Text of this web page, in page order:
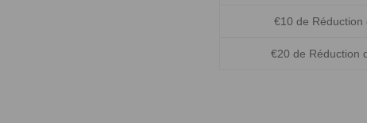
€10 de Réduction
€20 de Réduction